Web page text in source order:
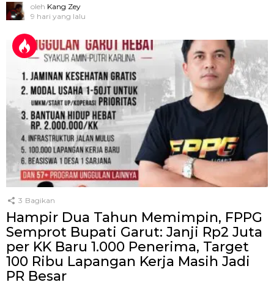
oleh Kang Zey
9 hari yang lalu
3 Bagikan
Hampir Dua Tahun Memimpin, FPPG
Semprot Bupati Garut: Janji Rp2 Juta
per KK Baru 1.000 Penerima, Target
100 Ribu Lapangan Kerja Masih Jadi
PR Besar